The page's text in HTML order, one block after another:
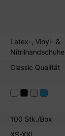
Latex-, Vinyl- &
Nitrilhandschuhe
Classic Qualität
100 Stk./Box